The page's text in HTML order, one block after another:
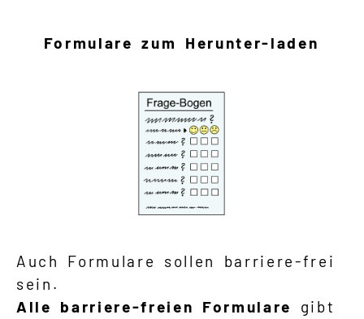
Formulare zum Herunter-laden
Auch Formulare sollen barriere-frei
sein.
Alle barriere-freien Formulare gibt